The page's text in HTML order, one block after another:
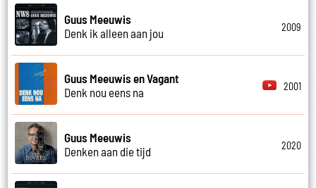
Guus Meeuwis
Denk ik alleen aan jou
2009
Guus Meeuwis en Vagant
Denk nou eens na
2001
Guus Meeuwis
Denken aan die tijd
2020